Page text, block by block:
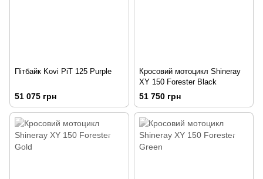
Пітбайк Kovi PiT 125 Purple
51 075 грн
Кросовий мотоцикл Shineray
XY 150 Forester Black
51 750 грн